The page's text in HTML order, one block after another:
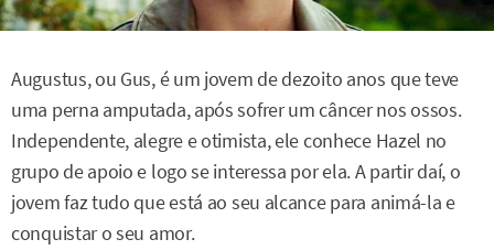
Augustus, ou Gus, é um jovem de dezoito anos que teve
uma perna amputada, após sofrer um câncer nos ossos.
Independente, alegre e otimista, ele conhece Hazel no
grupo de apoio e logo se interessa por ela. A partir daí, o
jovem faz tudo que está ao seu alcance para animá-la e
conquistar o seu amor.